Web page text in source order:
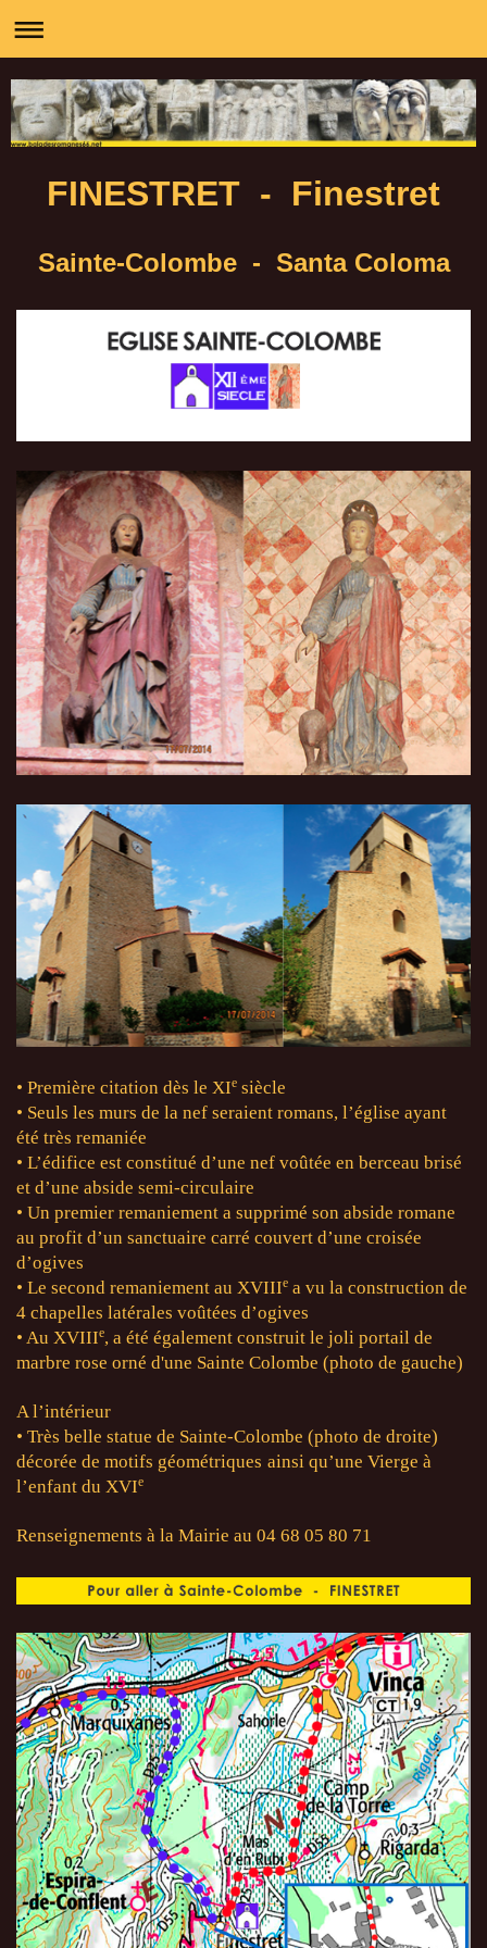
FINESTRET - Finestret
Sainte-Colombe - Santa Coloma
• Première citation dès le XIe siècle
• Seuls les murs de la nef seraient romans, l’église ayant
été très remaniée
• L’édifice est constitué d’une nef voûtée en berceau brisé
et d’une abside semi-circulaire
• Un premier remaniement a supprimé son abside romane
au profit d’un sanctuaire carré couvert d’une croisée
d’ogives
• Le second remaniement au XVIIIe a vu la construction de
4 chapelles latérales voûtées d’ogives
• Au XVIIIe, a été également construit le joli portail de
marbre rose orné d'une Sainte Colombe (photo de gauche)
A l’intérieur
• Très belle statue de Sainte-Colombe (photo de droite)
décorée de motifs géométriques ainsi qu’une Vierge à
l’enfant du XVIe
Renseignements à la Mairie au 04 68 05 80 71